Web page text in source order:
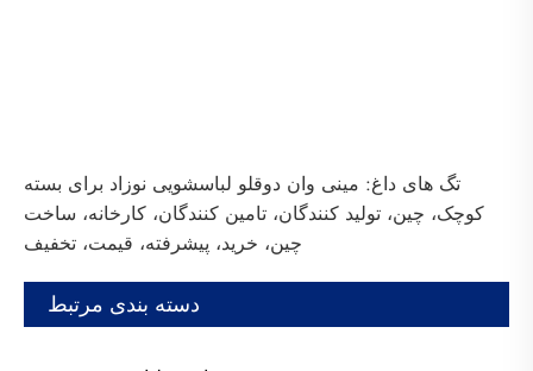
تگ های داغ: مینی وان دوقلو لباسشویی نوزاد برای بسته
کوچک، چین، تولید کنندگان، تامین کنندگان، کارخانه، ساخت
چین، خرید، پیشرفته، قیمت، تخفیف
دسته بندی مرتبط